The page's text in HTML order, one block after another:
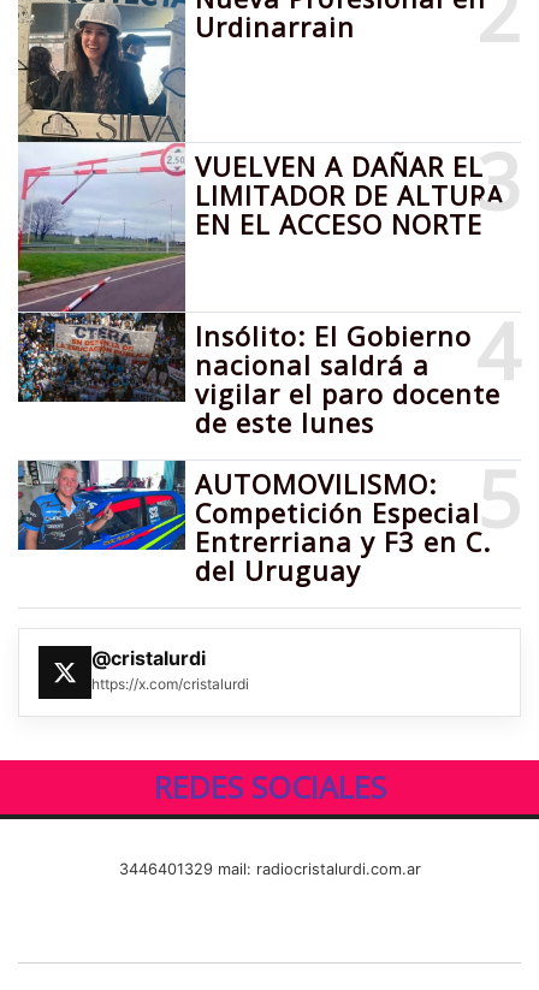
Urdinarrain
3
VUELVEN A DAÑAR EL
LIMITADOR DE ALTURA
EN EL ACCESO NORTE
4
Insólito: El Gobierno
nacional saldrá a
vigilar el paro docente
de este lunes
5
AUTOMOVILISMO:
Competición Especial
Entrerriana y F3 en C.
del Uruguay
@cristalurdi
https://x.com/cristalurdi
REDES SOCIALES
3446401329 mail: radiocristalurdi.com.ar